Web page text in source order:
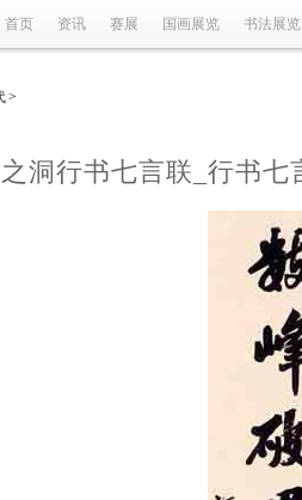
首页 资讯 赛展 国画展览 书法展览
>
洞行书七言联_行书七